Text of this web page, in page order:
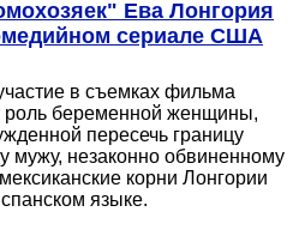
Ева Лонгория
сериале США
в съемках фильма
роль беременной женщины,
пересечь границу
незаконно обвиненному
корни Лонгории
языке.